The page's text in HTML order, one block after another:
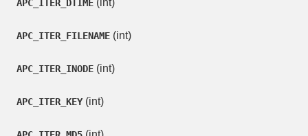
APC_ITER_DTIME (int)
APC_ITER_FILENAME (int)
APC_ITER_INODE (int)
APC_ITER_KEY(int)